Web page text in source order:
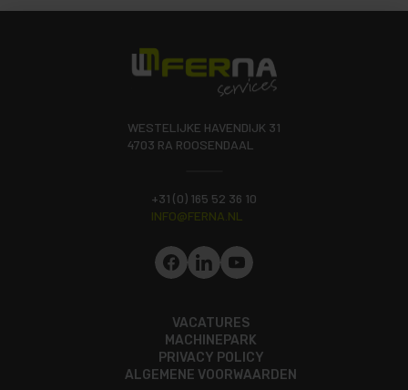
WESTELIJKE HAVENDIJK 31
4703 RA ROOSENDAAL
+31 (0) 165 52 36 10
INFO@FERNA.NL
VACATURES
MACHINEPARK
PRIVACY POLICY
ALGEMENE VOORWAARDEN